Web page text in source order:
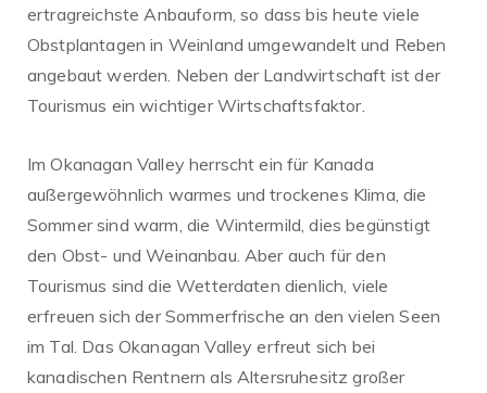
ertragreichste Anbauform, so dass bis heute viele
Obstplantagen in Weinland umgewandelt und Reben
angebaut werden. Neben der Landwirtschaft ist der
Tourismus ein wichtiger Wirtschaftsfaktor.
Im Okanagan Valley herrscht ein für Kanada
außergewöhnlich warmes und trockenes Klima, die
Sommer sind warm, die Wintermild, dies begünstigt
den Obst- und Weinanbau. Aber auch für den
Tourismus sind die Wetterdaten dienlich, viele
erfreuen sich der Sommerfrische an den vielen Seen
im Tal. Das Okanagan Valley erfreut sich bei
kanadischen Rentnern als Altersruhesitz großer